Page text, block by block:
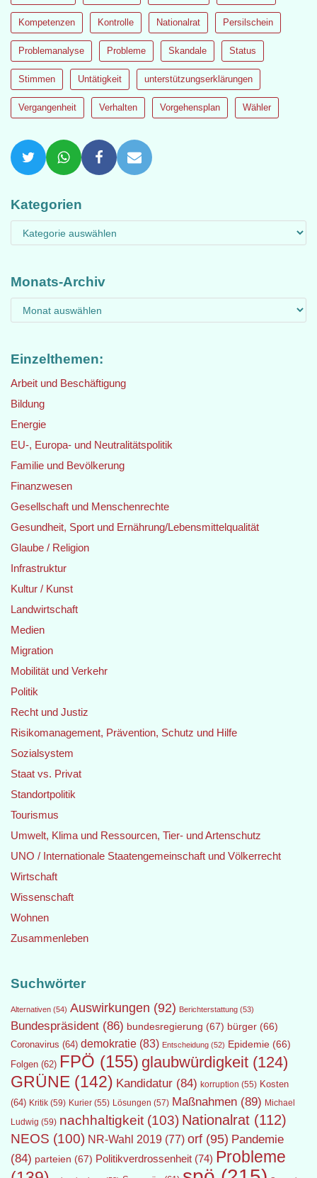
Kompetenzen Kontrolle Nationalrat Persilschein
Problemanalyse Probleme Skandale Status
Stimmen Untätigkeit unterstützungserklärungen
Vergangenheit Verhalten Vorgehensplan Wähler
Kategorien
Monats-Archiv
Einzelthemen:
Arbeit und Beschäftigung
Bildung
Energie
EU-, Europa- und Neutralitätspolitik
Familie und Bevölkerung
Finanzwesen
Gesellschaft und Menschenrechte
Gesundheit, Sport und Ernährung/Lebensmittelqualität
Glaube / Religion
Infrastruktur
Kultur / Kunst
Landwirtschaft
Medien
Migration
Mobilität und Verkehr
Politik
Recht und Justiz
Risikomanagement, Prävention, Schutz und Hilfe
Sozialsystem
Staat vs. Privat
Standortpolitik
Tourismus
Umwelt, Klima und Ressourcen, Tier- und Artenschutz
UNO / Internationale Staatengemeinschaft und Völkerrecht
Wirtschaft
Wissenschaft
Wohnen
Zusammenleben
Suchwörter
Alternativen (54) Auswirkungen (92) Berichterstattung (53)
Bundespräsident (86) bundesregierung (67) bürger (66)
Coronavirus (64) demokratie (83) Entscheidung (52) Epidemie (66)
Folgen (62) FPÖ (155) glaubwürdigkeit (124)
GRÜNE (142) Kandidatur (84) korruption (55) Kosten
(64) Kritik (59) Kurier (55) Lösungen (57) Maßnahmen (89) Michael
Ludwig (59) nachhaltigkeit (103) Nationalrat (112)
NEOS (100) NR-Wahl 2019 (77) orf (95) Pandemie
(84) parteien (67) Politikverdrossenheit (74) Probleme